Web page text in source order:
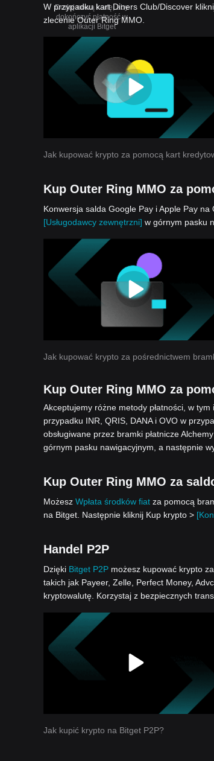
Dodaj nową kartę, aby
dokończyć płatność w
aplikacji Bitget
W przypadku kart Diners Club/Discover
zlecenie Outer Ring MMO.
Jak kupować krypto za pomocą kart
Kup Outer Ring MMO za
Konwersja salda Google Pay i Apple Pay
[Usługodawcy zewnętrzni] w górnym pasku
Jak kupować krypto za pośrednictwem
Kup Outer Ring MMO za
Akceptujemy różne metody płatności, w
przypadku INR, QRIS, DANA i OVO w
obsługiwane przez bramki płatnicze
górnym pasku nawigacyjnym, a następnie
Kup Outer Ring MMO za
Możesz Wpłata środków fiat za pomocą
na Bitget. Następnie kliknij Kup krypto >
Handel P2P
Dzięki Bitget P2P możesz kupować krypto
takich jak Payeer, Zelle, Perfect Money,
kryptowalutę. Korzystaj z bezpiecznych
Jak kupić krypto na Bitget P2P?